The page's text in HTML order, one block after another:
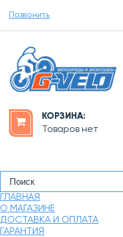
Позвонить
КОРЗИНА:
Товаров нет
ГЛАВНАЯ
О МАГАЗИНЕ
ДОСТАВКА И ОПЛАТА
ГАРАНТИЯ